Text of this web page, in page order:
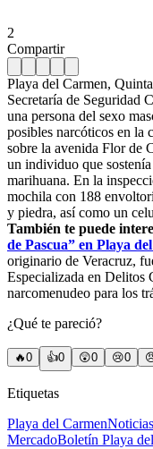
2
Compartir
Playa del Carmen,
Secretaría de Seguridad
una persona del sexo
posibles narcóticos en la
sobre la avenida Flor de
un individuo que
marihuana. En la
mochila con 188
y piedra, así como un
También te puede
de Pascua” en Playa
originario de Veracruz,
Especializada en Delitos
narcomenudeo para los
¿Qué te pareció?
🔥0 👍0 😲0 😢0
Etiquetas
Playa del Carmen
MercadoBoletín Playa